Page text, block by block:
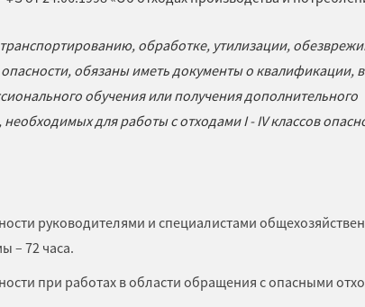
обработке, утилизации,
обязаны иметь документы о квалификации,
обучения или получения дополнительного
для работы с отходами I - IV классов
руководителями и специалистами
– 72 часа.
при работах в области обращения с опасными